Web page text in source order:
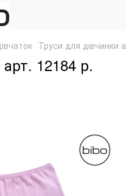
Труси для дівчинки
12184 р.